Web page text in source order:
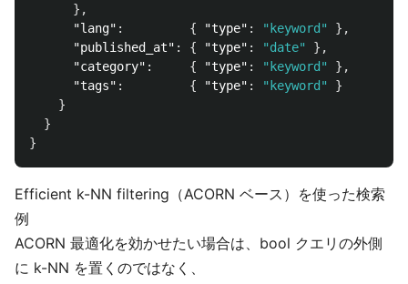
},
"lang" : { "type" : "keyword"
},
"published_at" : { "type" : "date"
},
"category" : { "type" : "keyword"
},
"tags" : { "type" : "keyword"
}
}
}
}
Efficient k-NN filtering（ACORN ベース）を使った検索
例
ACORN 最適化を効かせたい場合は、bool クエリの外側
に k-NN を置くのではなく、